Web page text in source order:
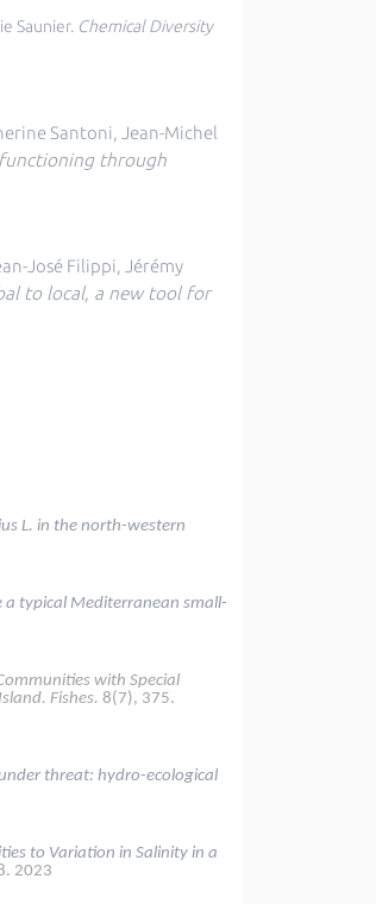
Saunier. Chemical Diversity
Santoni, Jean-Michel
through
José Filippi, Jérémy
to local, a new tool for
L. in the north-western
typical Mediterranean small-
with Special
Fishes. 8(7), 375.
threat: hydro-ecological
to Variation in Salinity in a
2023